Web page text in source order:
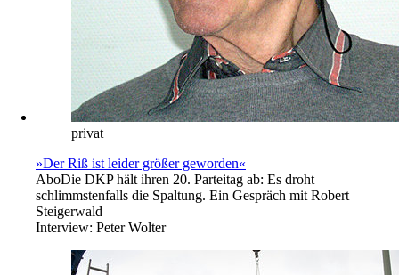
privat
»Der Riß ist leider größer geworden«
AboDie DKP hält ihren 20. Parteitag ab: Es droht
schlimmstenfalls die Spaltung. Ein Gespräch mit Robert
Steigerwald
Interview: Peter Wolter